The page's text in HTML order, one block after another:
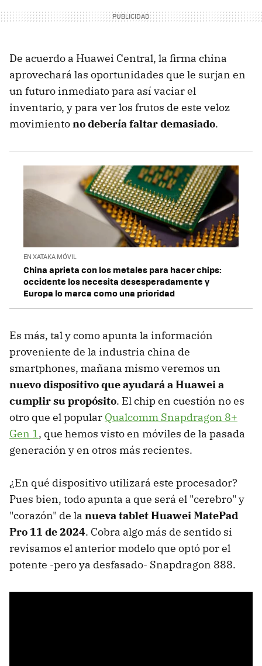
De acuerdo a Huawei Central, la firma china
aprovechará las oportunidades que le surjan en
un futuro inmediato para así vaciar el
inventario, y para ver los frutos de este veloz
movimientono debería faltar demasiado.
EN XATAKA MÓVIL
China aprieta con los metales para hacer chips:
occidente los necesita desesperadamente y
Europa lo marca como una prioridad
Es más, tal y como apunta la información
proveniente de la industria china de
smartphones, mañana mismo veremos un
nuevo dispositivo que ayudará a Huawei a
cumplir su propósito. El chip en cuestión no es
otro que el popular Qualcomm Snapdragon 8+
Gen 1, que hemos visto en móviles de la pasada
generación y en otros más recientes.
¿En qué dispositivo utilizará este procesador?
Pues bien, todo apunta a que será el "cerebro" y
"corazón" de la nueva tablet Huawei MatePad
Pro 11 de 2024. Cobra algo más de sentido si
revisamos el anterior modelo que optó por el
potente -pero ya desfasado- Snapdragon 888.